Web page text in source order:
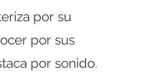
por su
por sus
por sonido.